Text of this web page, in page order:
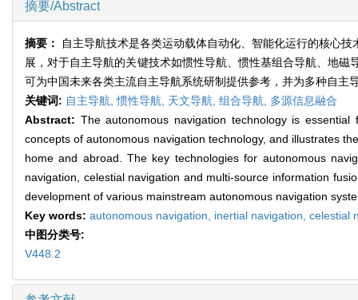
摘要/Abstract
摘要：
自主导航技术是各类运动载体自动化、智能化运行的核心
展，对于自主导航的关键技术如惯性导航、惯性基组合导航、地
可为中国未来各类主流自主导航系统研制提供参考，并为多种自主
关键词: 自主导航,惯性导航, 天文导航, 组合导航, 多源信息融合
Abstract: The autonomous navigation technology is
concepts of autonomous navigation technology, and illustrates
home and abroad. The key technologies for autonomous
navigation, celestial navigation and multi-source information
development of various mainstream autonomous navigation
Key words: autonomous navigation, inertial navigation, celestial
中图分类号:
V448.2